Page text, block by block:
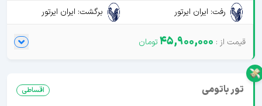
رفت: ایران ایرتور
برگشت: ایران ایرتور
45,900,000
تور باتومی اقساطی